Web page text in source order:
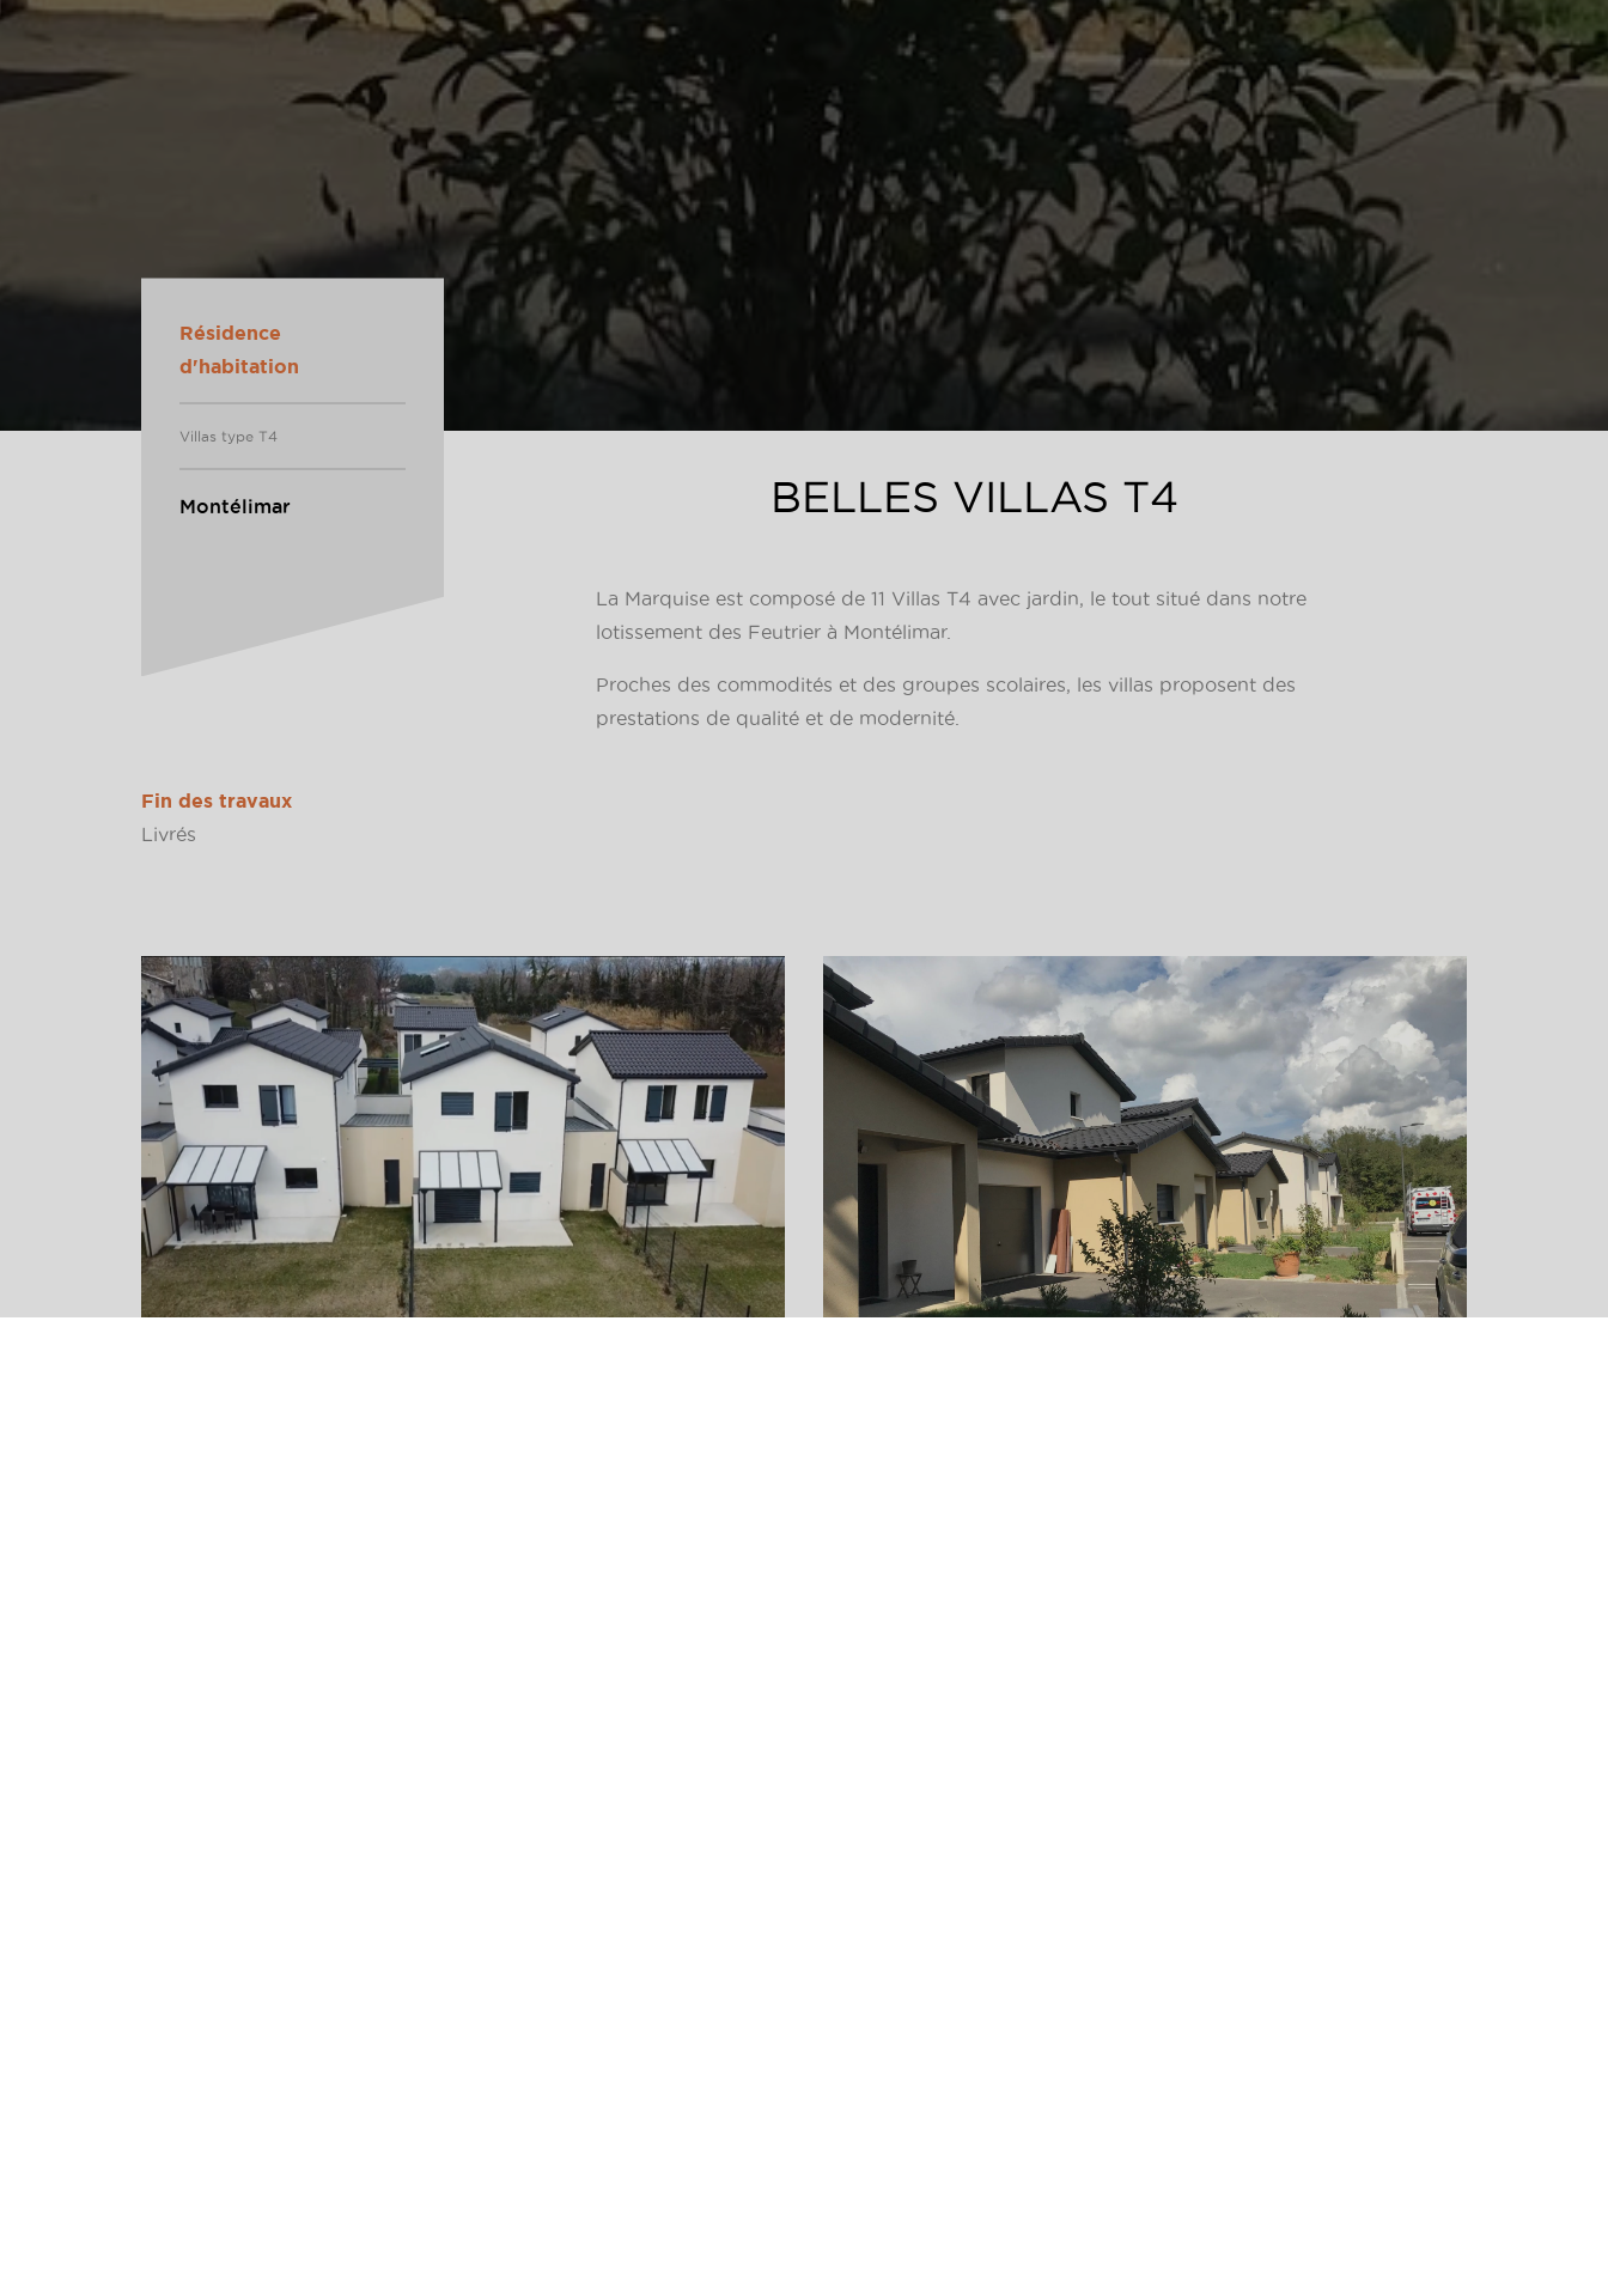
Résidence
d'habitation
Villas type T4
Montélimar BELLES VILLAS T4
La Marquise est composé de 11 Villas T4 avec jardin, le tout situé dans notre
lotissement des Feutrier à Montélimar.
Proches des commodités et des groupes scolaires, les villas proposent des
prestations de qualité et de modernité.
Fin des travaux
Livrés